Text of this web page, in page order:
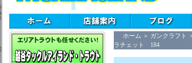
ホーム ＞ ガンクラフト
ラチェット 184